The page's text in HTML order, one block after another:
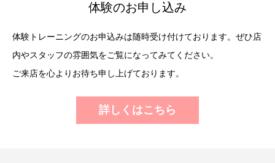
体験のお申し込み
体験トレーニングのお申込みは随時受け付けております。ぜひ店
内やスタッフの雰囲気をご覧になってみてください。
ご来店を心よりお待ち申し上げております。
詳しくはこちら